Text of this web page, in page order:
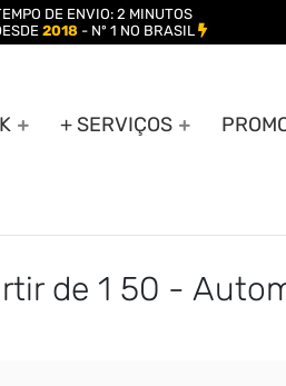
+ SERVIÇOS
de 1 50 -
DE ENVIO: 2 MINUTOS
2018- Nº 1 NO BRASIL